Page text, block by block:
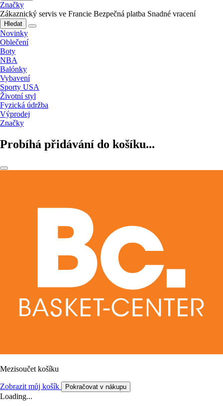
Značky
Zákaznický servis ve Francie Bezpečná platba Snadné vracení
Hledat
Novinky
Oblečení
Boty
NBA
Balónky
Vybavení
Sporty USA
Životní styl
Fyzická údržba
Výprodej
Značky
Probíhá přidávání do košíku...
Mezisoučet košíku
Zobrazit můj košík Pokračovat v nákupu
Loading...